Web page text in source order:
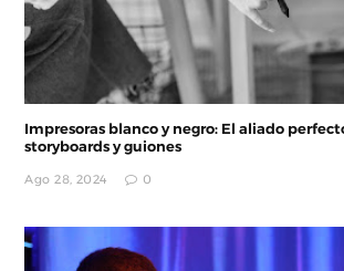
Impresoras blanco y negro: El aliado
storyboards y guiones
Ago 28, 2024 0